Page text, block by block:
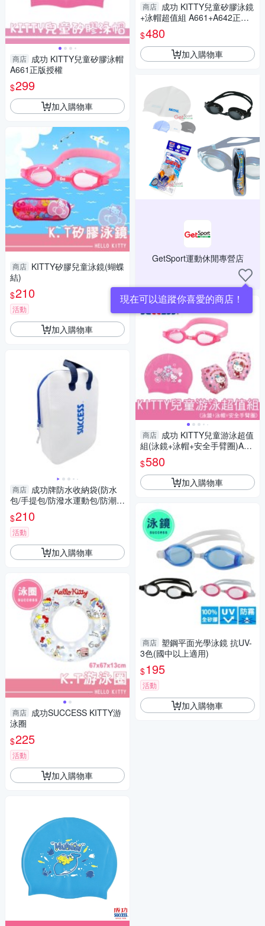
商店 成功 KITTY兒童矽膠泳帽
A661正版授權
$299
加入購物車
商店 KITTY矽膠兒童泳鏡(蝴蝶
結)
$210
活動
加入購物車
商店 成功牌防水收納袋(防水
包/手提包/防潑水運動包/防潮收
納)
$210
活動
加入購物車
商店 成功SUCCESS KITTY游
泳圈
$225
活動
加入購物車
商店 成功 KITTY兒童矽膠泳鏡
+泳帽超值組 A661+A642正版
授權
$480
加入購物車
GetSport運動休閒專營店
現在可以追蹤你喜愛的商店！
商店 成功 KITTY兒童游泳超值
組(泳鏡+泳帽+安全手臂圈)A66
1+A642+A671B正版授權
$580
加入購物車
商店 塑鋼平面光學泳鏡 抗UV-
3色(國中以上適用)
$195
活動
加入購物車